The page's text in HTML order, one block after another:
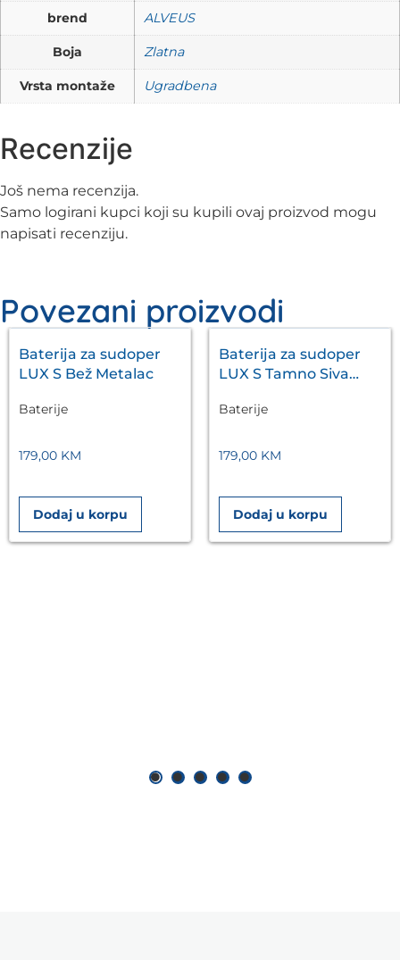
brend ALVEUS
Boja Zlatna
Vrsta montaže Ugradbena
Recenzije
Još nema recenzija.
Samo logirani kupci koji su kupili ovaj proizvod mogu
napisati recenziju.
Povezani proizvodi
Baterija za sudoper
LUX S Bež Metalac
Baterije
179,00 KM
Dodaj u korpu
Baterija za sudoper
LUX S Tamno Siva
Baterije
179,00 KM
Dodaj u korpu